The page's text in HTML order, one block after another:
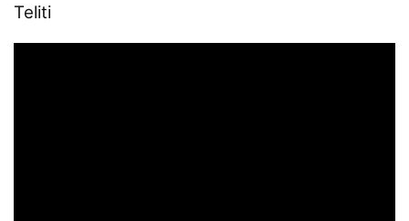
Teliti